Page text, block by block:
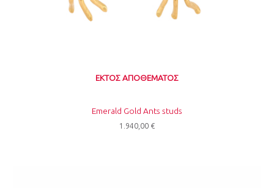
ΕΚΤΌΣ ΑΠΟΘΈΜΑΤΟΣ
Emerald Gold Ants studs
1.940,00 €